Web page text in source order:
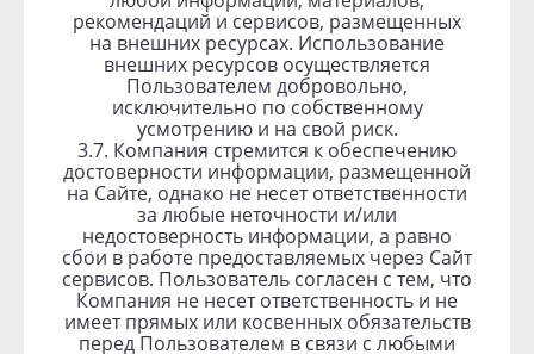
рекомендаций и сервисов, размещенных
на внешних ресурсах. Использование
внешних ресурсов осуществляется
Пользователем добровольно,
исключительно по собственному
усмотрению и на свой риск.
3.7. Компания стремится к обеспечению
достоверности информации, размещенной
на Сайте, однако не несет ответственности
за любые неточности и/или
недостоверность информации, а равно
сбои в работе предоставляемых через Сайт
сервисов. Пользователь согласен с тем, что
Компания не несет ответственность и не
имеет прямых или косвенных обязательств
перед Пользователем в связи с любыми